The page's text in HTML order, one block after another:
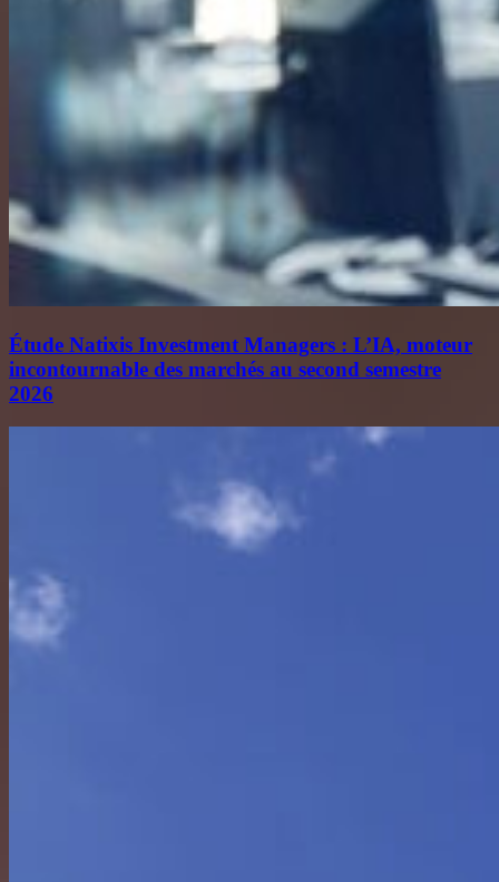
Étude Natixis Investment Managers : L’IA, moteur
incontournable des marchés au second semestre
2026